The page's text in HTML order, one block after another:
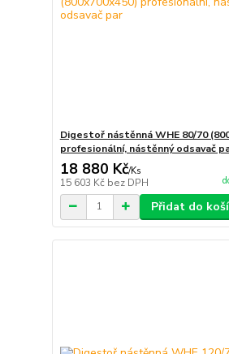
Digestoř nástěnná WHE 80/70
profesionální, nástěnný odsavač
18 880 Kč/Ks
15 603 Kč bez DPH
Přidat do